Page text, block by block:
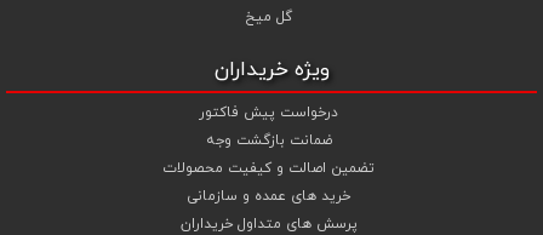
گل میخ
ویژه خریداران
درخواست پیش فاکتور
ضمانت بازگشت وجه
تضمین اصالت و کیفیت محصولات
خرید های عمده و سازمانی
پرسش های متداول خریداران